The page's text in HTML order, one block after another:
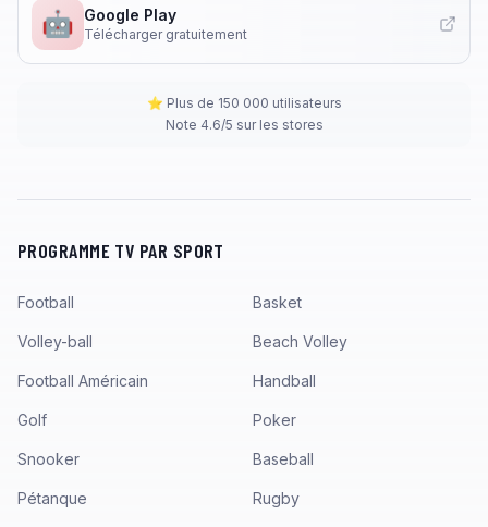
🤖 Google Play
Télécharger gratuitement
⭐ Plus de 150 000 utilisateurs
Note 4.6/5 sur les stores
PROGRAMME TV PAR SPORT
Football Basket
Volley-ball Beach Volley
Football Américain Handball
Golf Poker
Snooker Baseball
Pétanque Rugby